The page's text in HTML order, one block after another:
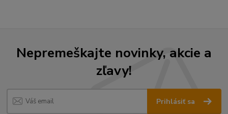
Nepremeškajte novinky, akcie a
zľavy!
Prihlásiť sa